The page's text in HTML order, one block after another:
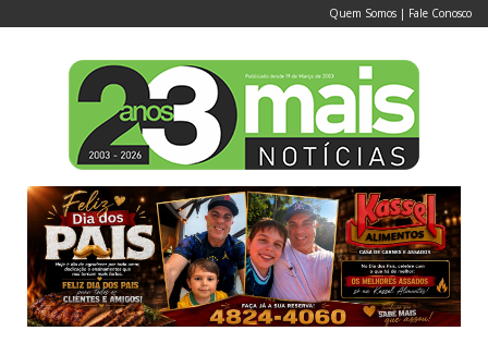
Quem Somos | Fale Conosco